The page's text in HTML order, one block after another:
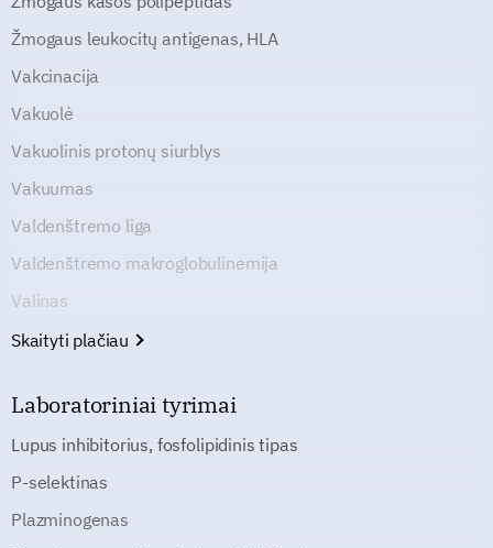
Žmogaus leukocitų antigenas, HLA
Vakcinacija
Vakuolė
Vakuolinis protonų siurblys
Vakuumas
Valdenštremo liga
Valdenštremo makroglobulinemija
Valinas
Skaityti plačiau
Laboratoriniai tyrimai
Lupus inhibitorius, fosfolipidinis tipas
P-selektinas
Plazminogenas